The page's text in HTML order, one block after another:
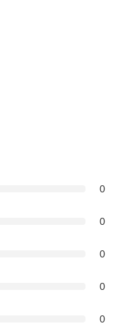
0
0
0
0
0